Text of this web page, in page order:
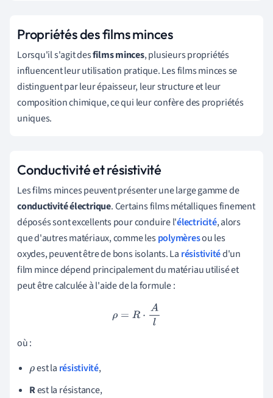
Propriétés des films minces
Lorsqu'il s'agit desfilms minces, plusieurs propriétés
influencent leur utilisation pratique. Les films minces se
distinguent par leur épaisseur, leur structure et leur
composition chimique, ce qui leur confère des propriétés
uniques.
Conductivité et résistivité
Les films minces peuvent présenter une large gamme de
conductivité électrique. Certains films métalliques finement
déposés sont excellents pour conduire l'électricité, alors
que d'autres matériaux, comme lespolymèresou les
oxydes, peuvent être de bons isolants. La résistivitéd'un
film mince dépend principalement du matériau utilisé et
peut être calculée à l'aide de la formule :
ρ R⋅ A l
où :
ρest la résistivité,
Rest la résistance,